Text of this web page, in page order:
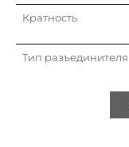
Кратность
Тип разъединителя